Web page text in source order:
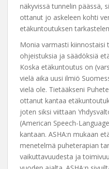
näkyvissä tunnelin päässä,
ottanut jo askeleen kohti
etäkuntoutuksen
Monia varmasti
ohjeistuksia ja säädöksiä
Koska etäkuntoutus on
vielä aika uusi ilmiö
vielä ole. Tietääkseni
ottanut kantaa
joten siksi viittaan
(American Speech-
kantaan. ASHA:n mukaan
menetelmä puheterapian
vaikuttavuudesta ja